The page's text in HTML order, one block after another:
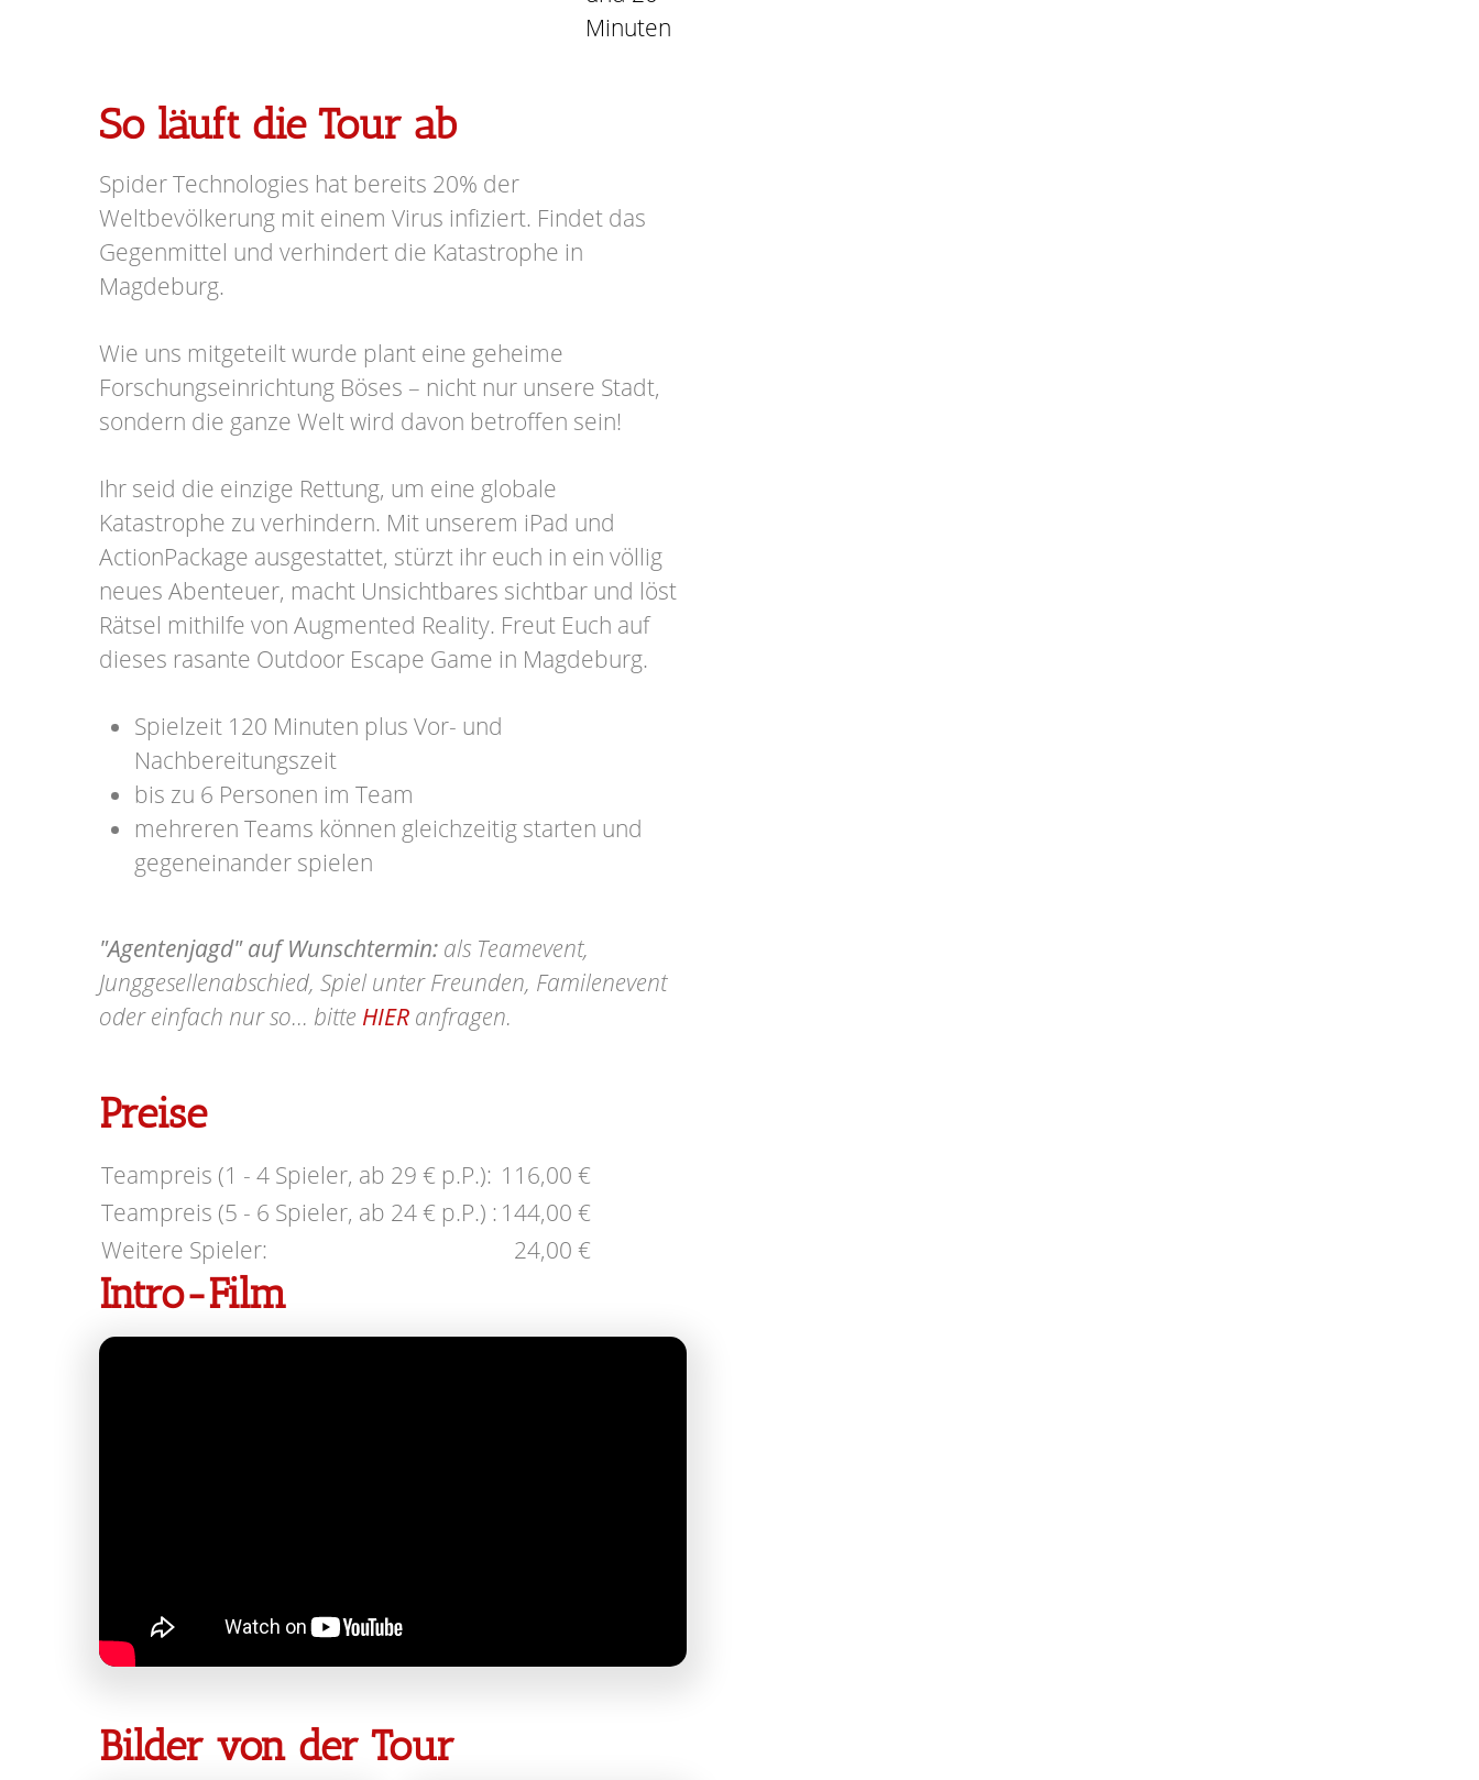
Minuten
So läuft die Tour ab
Spider Technologies hat bereits 20% der
Weltbevölkerung mit einem Virus infiziert. Findet das
Gegenmittel und verhindert die Katastrophe in
Magdeburg.
Wie uns mitgeteilt wurde plant eine geheime
Forschungseinrichtung Böses – nicht nur unsere Stadt,
sondern die ganze Welt wird davon betroffen sein!
Ihr seid die einzige Rettung, um eine globale
Katastrophe zu verhindern. Mit unserem iPad und
ActionPackage ausgestattet, stürzt ihr euch in ein völlig
neues Abenteuer, macht Unsichtbares sichtbar und löst
Rätsel mithilfe von Augmented Reality. Freut Euch auf
dieses rasante Outdoor Escape Game in Magdeburg.
Spielzeit 120 Minuten plus Vor- und
Nachbereitungszeit
bis zu 6 Personen im Team
mehreren Teams können gleichzeitig starten und
gegeneinander spielen
"Agentenjagd" auf Wunschtermin: als Teamevent,
Junggesellenabschied, Spiel unter Freunden, Familenevent
oder einfach nur so... bitte HIER anfragen.
Preise
Teampreis (1 - 4 Spieler, ab 29 € p.P.): 116,00 €
Teampreis (5 - 6 Spieler, ab 24 € p.P.) : 144,00 €
Weitere Spieler:
24,00 €
Intro-Film
Bilder von der Tour